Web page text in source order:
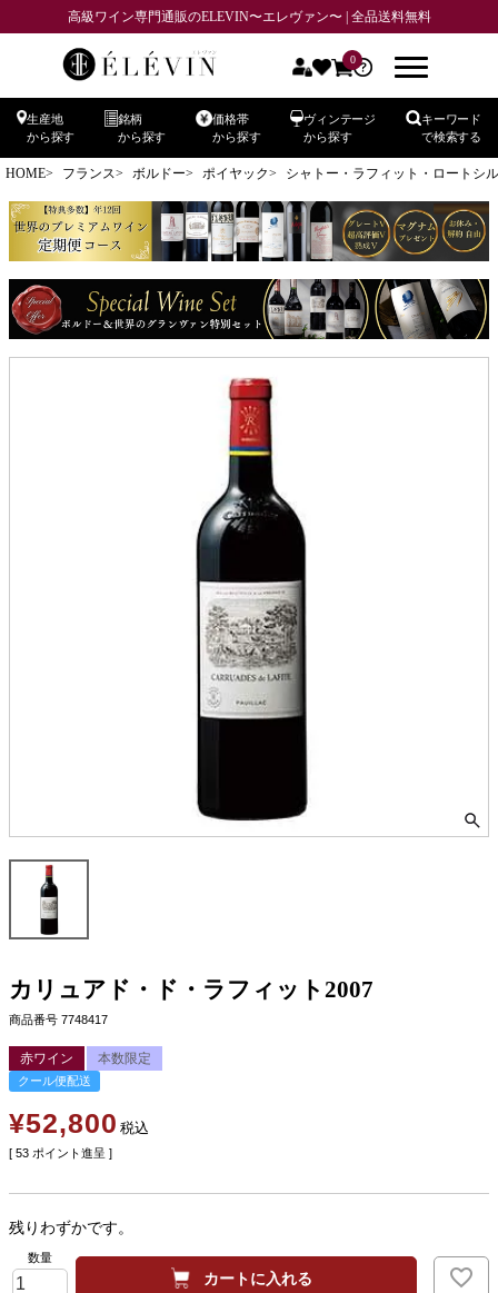
高級ワイン専門通販のELEVIN〜エレヴァン〜 | 全品送料無料
0
生産地
から探す
銘柄
から探す
価格帯
から探す
ヴィンテージ
から探す
キーワード
で検索する
HOME フランス ボルドー ポイヤック シャトー・ラフィット・ロートシ
カリュアド・ド・ラフィット2007
商品番号 7748417
赤ワイン 本数限定
クール便配送
¥52,800 税込
[ 53 ポイント進呈 ]
残りわずかです。
カートに入れる